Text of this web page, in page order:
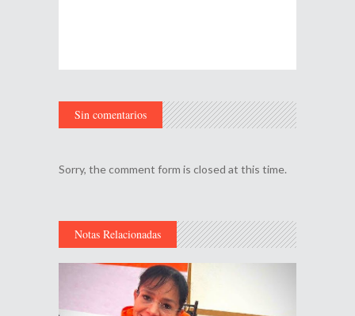
Sin comentarios
Sorry, the comment form is closed at this time.
Notas Relacionadas